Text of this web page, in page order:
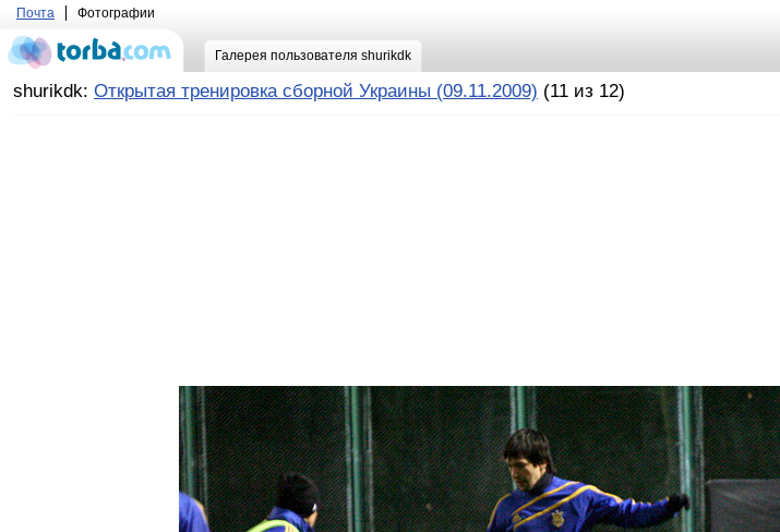
Почта Фотографии
Галерея пользователя shurikdk
shurikdk: Открытая тренировка сборной Украины (09.11.2009) (11 из 12)